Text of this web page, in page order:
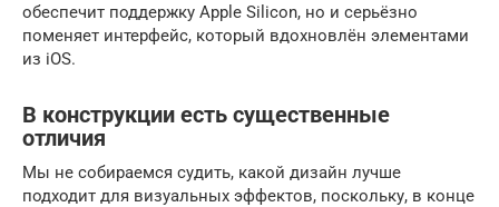
обеспечит поддержку Apple Silicon, но и серьёзно
поменяет интерфейс, который вдохновлён элементами
из iOS.
В конструкции есть существенные
отличия
Мы не собираемся судить, какой дизайн лучше
подходит для визуальных эффектов, поскольку, в конце